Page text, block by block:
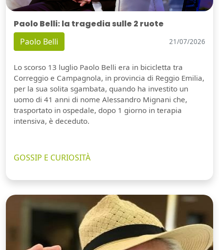
Paolo Belli: la tragedia sulle 2 ruote
Paolo Belli 21/07/2026
Lo scorso 13 luglio Paolo Belli era in bicicletta tra
Correggio e Campagnola, in provincia di Reggio Emilia,
per la sua solita sgambata, quando ha investito un
uomo di 41 anni di nome Alessandro Mignani che,
trasportato in ospedale, dopo 1 giorno in terapia
intensiva, è deceduto.
GOSSIP E CURIOSITÀ